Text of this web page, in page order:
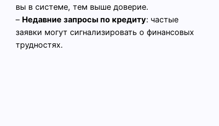
вы в системе, тем выше доверие.
– Недавние запросы по кредиту: частые
заявки могут сигнализировать о финансовых
трудностях.